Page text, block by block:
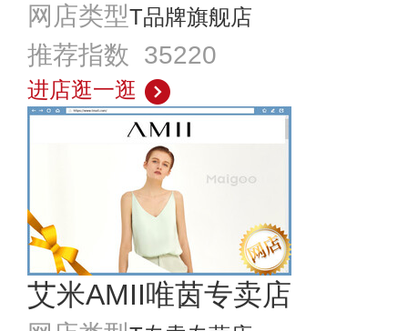
网店类型T品牌旗舰店
推荐指数 35220
进店逛一逛
艾米AMII唯茵专卖店